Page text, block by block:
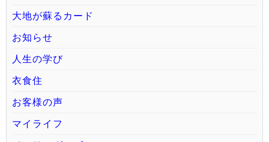
大地が蘇るカード
お知らせ
人生の学び
衣食住
お客様の声
マイライフ